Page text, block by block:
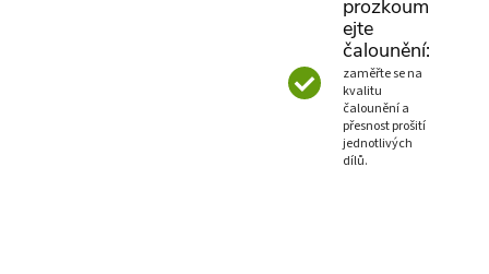
prozkoum
ejte
čalounění:
zaměřte se na
kvalitu
čalounění a
přesnost prošití
jednotlivých
dílů.